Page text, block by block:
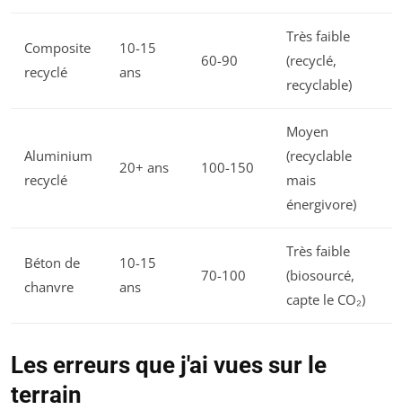
Composite
recyclé
10-15
ans
60-90
Très faible
(recyclé,
recyclable)
Aluminium
recyclé
20+ ans 100-150
Moyen
(recyclable
mais
énergivore)
Béton de
chanvre
10-15
ans
70-100
Très faible
(biosourcé,
capte le CO₂)
Les erreurs que j'ai vues sur le
terrain